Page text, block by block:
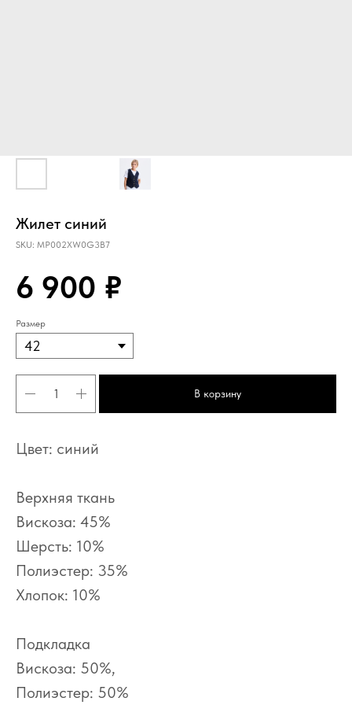
Жилет синий
SKU: MP002XW0G3B7
6 900 ₽
Размер
В корзину
Цвет: синий
Верхняя ткань
Вискоза: 45%
Шерсть: 10%
Полиэстер: 35%
Хлопок: 10%
Подкладка
Вискоза: 50%,
Полиэстер: 50%
Политика конфиденциальности.
Согласие на обработку персональных данных
О нас